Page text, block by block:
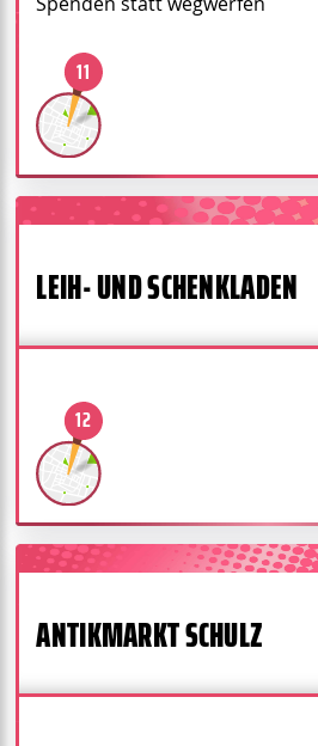
11
LEIH- UND SCHENKLADEN
12
ANTIKMARKT SCHULZ